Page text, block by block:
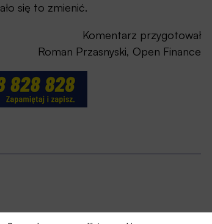
się to zmienić.
Komentarz przygotował
Roman Przasnyski, Open Finance